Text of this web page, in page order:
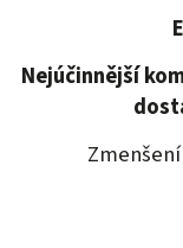
Nejúčinnější